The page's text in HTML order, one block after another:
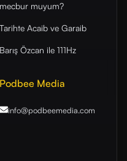
mecbur muyum?
Tarihte Acaib ve Garaib
Barış Özcan ile 111Hz
Podbee Media
info@podbeemedia.com